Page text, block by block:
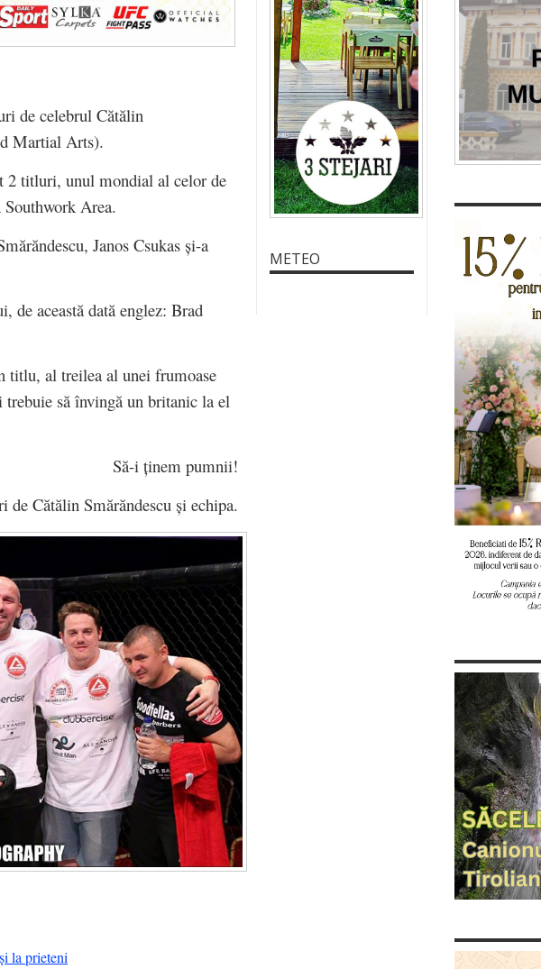
de celebrul Cătălin
Martial Arts).
2 titluri, unul mondial al celor de
Area.
Janos Csukas și-a
de această dată englez: Brad
titlu, al treilea al unei frumoase
trebuie să învingă un britanic la el
Să-i ținem pumnii!
de Cătălin Smărăndescu și echipa.
la prieteni
METEO